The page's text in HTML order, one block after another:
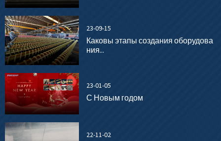
23-09-15
Каковы этапы создания оборудова
ния...
23-01-05
С Новым годом
22-11-02